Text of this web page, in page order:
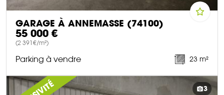
GARAGE À ANNEMASSE (74100)
55 000 €
(2 391€/m²)
Parking à vendre 23 m²
DÉCOUVRIR CE BIEN
3